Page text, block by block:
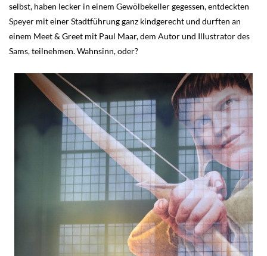
selbst, haben lecker in einem Gewölbekeller gegessen, entdeckten
Speyer mit einer Stadtführung ganz kindgerecht und durften an
einem Meet & Greet mit Paul Maar, dem Autor und Illustrator des
Sams, teilnehmen. Wahnsinn, oder?